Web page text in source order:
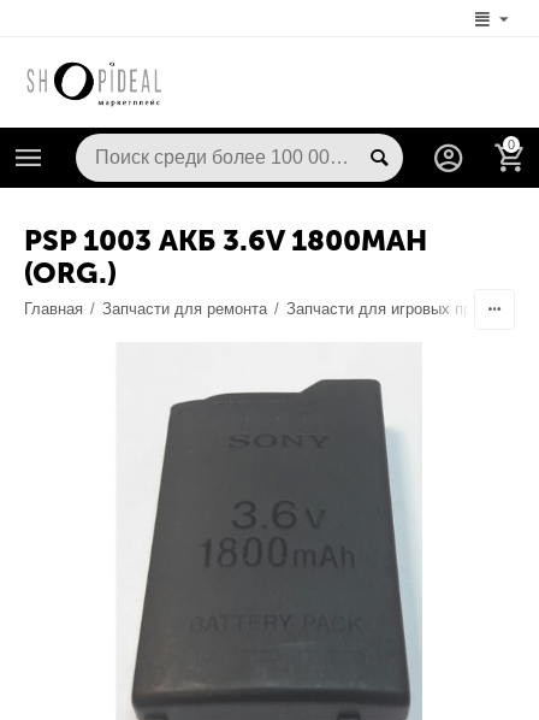
0
PSP 1003 АКБ 3.6V 1800MAH
(ORG.)
Главная / Запчасти для ремонта / Запчасти для игровых приставок